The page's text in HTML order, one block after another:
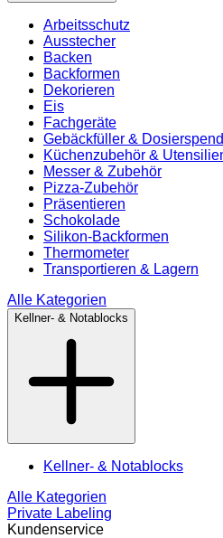
Arbeitsschutz
Ausstecher
Backen
Backformen
Dekorieren
Eis
Fachgeräte
Gebäckfüller &
Küchenzubehör &
Messer & Zubehör
Pizza-Zubehör
Präsentieren
Schokolade
Silikon-Backformen
Thermometer
Transportieren & Lagern
Alle Kategorien
Kellner- & Notablocks
Kellner- & Notablocks
Alle Kategorien
Private Labeling
Kundenservice